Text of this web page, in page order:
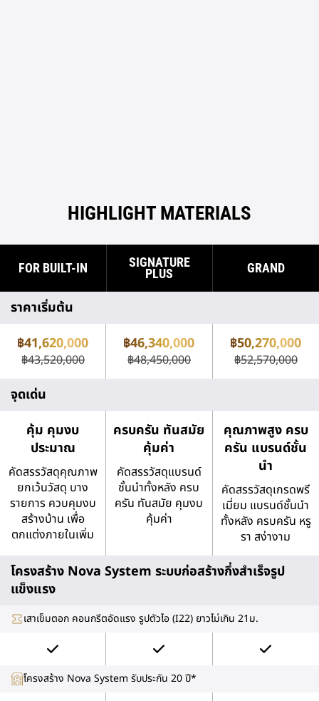
HIGHLIGHT MATERIALS
FOR BUILT-IN SIGNATURE
PLUS GRAND
ราคาเริ่มต้น
฿41,620,000
฿43,520,000
฿46,340,000
฿48,450,000
฿50,270,000
฿52,570,000
จุดเด่น
คุ้ม คุมงบ
ประมาณ
คัดสรรวัสดุคุณภาพ
ยกเว้นวัสดุ บาง
รายการ ควบคุมงบ
สร้างบ้าน เพื่อ
ตกแต่งภายในเพิ่ม
ครบครัน ทันสมัย
คุ้มค่า
คัดสรรวัสดุแบรนด์
ชั้นนำทั้งหลัง ครบ
ครัน ทันสมัย คุมงบ
คุ้มค่า
คุณภาพสูง ครบ
ครัน แบรนด์ชั้น
นำ
คัดสรรวัสดุเกรดพรี
เมี่ยม แบรนด์ชั้นนำ
ทั้งหลัง ครบครัน หรู
รา สง่างาม
โครงสร้าง Nova System ระบบก่อสร้างกึ่งสำเร็จรูป
แข็งแรง
เสาเข็มตอก คอนกรีตอัดแรง รูปตัวไอ (I22) ยาวไม่เกิน 21ม.
โครงสร้าง Nova System รับประกัน 20 ปี*